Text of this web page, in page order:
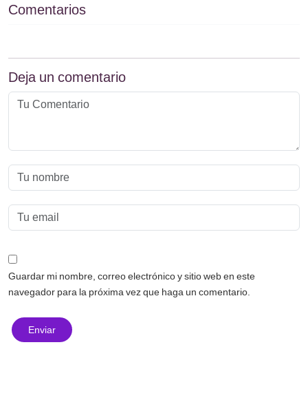
Comentarios
Deja un comentario
Guardar mi nombre, correo electrónico y sitio web en este
navegador para la próxima vez que haga un comentario.